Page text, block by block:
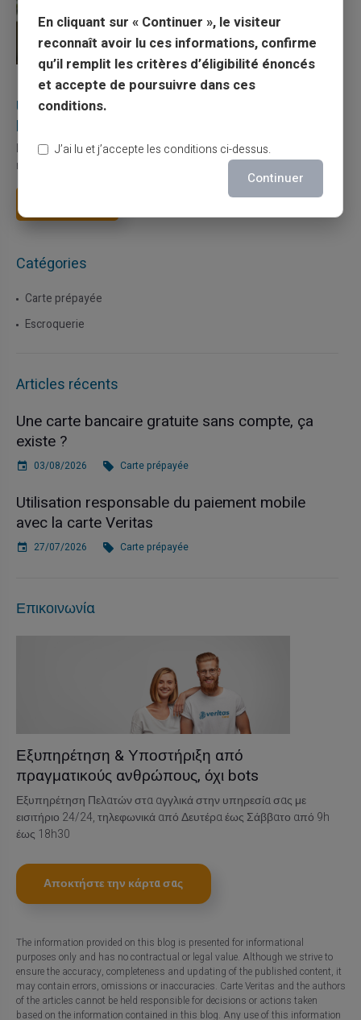
27/07/2026 Veritas Carte prépayée
Utilisation responsable du paiement mobile avec
la carte Veritas
Le paiement mobile s'est imposé dans les habitudes quotidiennes,
mais il appelle des réflexes pour é...
Catégories
Carte prépayée
Escroquerie
Articles récents
Une carte bancaire gratuite sans compte, ça
existe ?
03/08/2026 Carte prépayée
Utilisation responsable du paiement mobile
avec la carte Veritas
27/07/2026 Carte prépayée
Επικοινωνία
Εξυπηρέτηση & Υποστήριξη από
πραγματικούς ανθρώπους, όχι bots
Εξυπηρέτηση Πελατών στα αγγλικά στην υπηρεσία σας με
εισιτήριο 24/24, τηλεφωνικά από Δευτέρα έως Σάββατο από 9h
έως 18h30
Αποκτήστε την κάρτα σας
The information provided on this blog is presented for informational
purposes only and has no contractual or legal value. Although we strive to
ensure the accuracy, completeness and updating of the published content, it
may contain errors, omissions or inaccuracies. Carte Veritas and the authors
of the articles cannot be held responsible for decisions or actions taken
based on the information contained in this blog. Any use of this information
En cliquant sur « Continuer », le visiteur
reconnaît avoir lu ces informations, confirme
qu’il remplit les critères d’éligibilité énoncés
et accepte de poursuivre dans ces
conditions.
J’ai lu et j’accepte les conditions ci-dessus.
Continuer